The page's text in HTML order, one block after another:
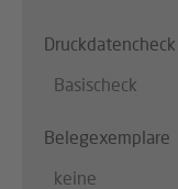
Druckdatencheck
Basischeck
Belegexemplare
keine